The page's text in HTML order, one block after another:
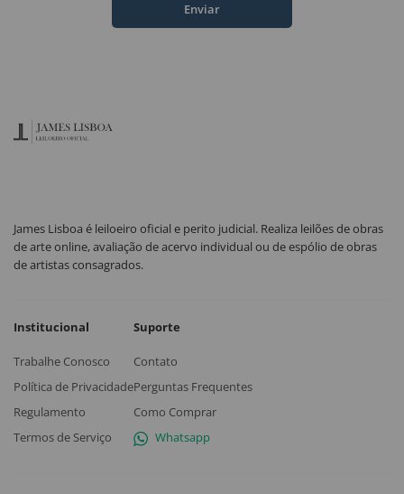
Enviar
James Lisboa é leiloeiro oficial e perito judicial. Realiza leilões de obras
de arte online, avaliação de acervo individual ou de espólio de obras
de artistas consagrados.
Institucional
Trabalhe Conosco
Política de Privacidade
Regulamento
Termos de Serviço
Suporte
Contato
Perguntas Frequentes
Como Comprar
Whatsapp